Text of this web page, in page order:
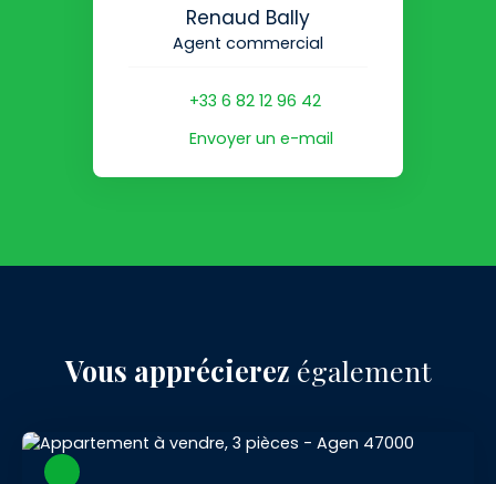
Renaud Bally
Agent commercial
+33 6 82 12 96 42
Envoyer un e-mail
Vous apprécierez également